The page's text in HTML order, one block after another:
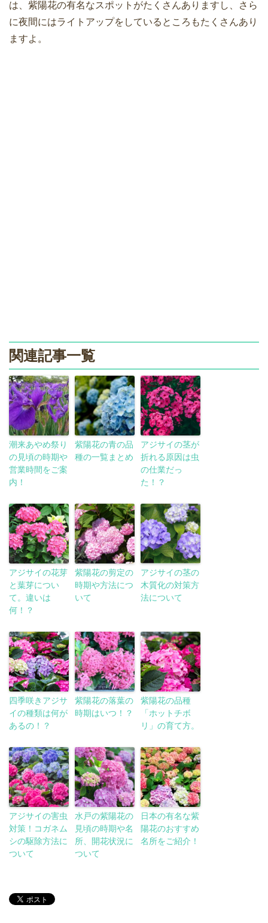
は、紫陽花の有名なスポットがたくさんありますし、さら
に夜間にはライトアップをしているところもたくさんあり
ますよ。
関連記事一覧
潮来あやめ祭り
の見頃の時期や
営業時間をご案
内！
紫陽花の青の品
種の一覧まとめ
アジサイの茎が
折れる原因は虫
の仕業だっ
た！？
アジサイの花芽
と葉芽につい
て。違いは
何！？
紫陽花の剪定の
時期や方法につ
いて
アジサイの茎の
木質化の対策方
法について
四季咲きアジサ
イの種類は何が
あるの！？
紫陽花の落葉の
時期はいつ！？
紫陽花の品種
「ホットチボ
リ」の育て方。
アジサイの害虫
対策！コガネム
シの駆除方法に
ついて
水戸の紫陽花の
見頃の時期や名
所、開花状況に
ついて
日本の有名な紫
陽花のおすすめ
名所をご紹介！